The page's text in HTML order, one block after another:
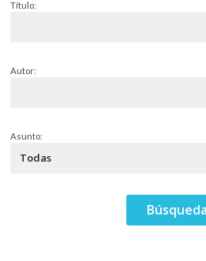
Título:
Autor:
Asunto: